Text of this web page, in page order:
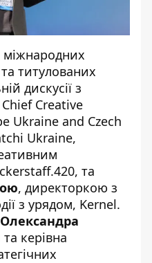
міжнародних
титулованих
дискусії з
Chief Creative
Ukraine and Czech
Ukraine,
та
, директоркою з
з урядом, Kernel.
Олександра
керівна